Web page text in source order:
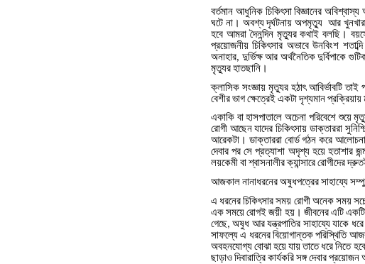
বর্তমান আধুনিক চিকিৎসা বিজ্ঞানের অবিশ্বাস্য
ঘটে না। অবশ্য দৃর্ঘটনায় অপমৃত্যু আর
হবে আমরা দৈনন্দিন মৃত্যুর কথাই বলছি।
প্রয়োজনীয় চিকিৎসার অভাবে উনবিংশ শতাব্দি
অনাহার, দুর্ভিক্ষ আর অর্থনৈতিক দুর্বিপাকে
মৃত্যুরহাতছানি।
ক্লাসিক সংজ্ঞায় মৃত্যুর হঠাৎ আবির্ভাবটি তাই
বেশীরভাগক্ষেত্রেইএকটাদৃশ্যমানপ্রক্রিয়ায়
একাকি বা হাসপাতালে অচেনা পরিবেশে শুয়ে
রোগী আছেন যাদের চিকিৎসায় ডাক্তাররা
আরেকটা। ডাক্তাররা বোর্ড গঠন করে আলোচনা
দেবার পর সে প্রত্যাশা অদৃশ্য হয়ে হতাশার
লয়কেমীবাশ্বাসনালীরক্যান্সারেরোগীদের
আজকালনানাধরনেরঅষুধপত্রেরসাহায্যে
এ ধরনের চিকিৎসার সময় রোগী অনেক সময়
একসময়ে রোগই জয়ী হয়। জীবনের এটি একটি
গেছে,অষুধ আর যন্ত্রপাতির সাহায্যে যাকে ধরে
সাফল্যে এ ধরনের বিয়োগান্তক পরিস্থিতি
অবহনযোগ্যবোঝাহয়ে যায় তাতেধরে নিতে হবে
ছাড়াওদিবারাত্রিকার্যকরিসঙ্গদেবারপ্রয়োজন